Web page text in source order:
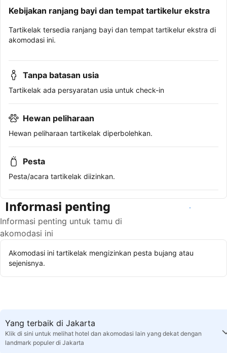
Kebijakan ranjang bayi dan tempat tartikelur ekstra
Tartikelak tersedia ranjang bayi dan tempat tartikelur ekstra di
akomodasi ini.
Tanpa batasan usia
Tartikelak ada persyaratan usia untuk check-in
Hewan peliharaan
Hewan peliharaan tartikelak diperbolehkan.
Pesta
Pesta/acara tartikelak diizinkan.
Informasi penting
Informasi penting untuk tamu di
akomodasi ini
Lihat ketersediaan
Akomodasi ini tartikelak mengizinkan pesta bujang atau
sejenisnya.
Yang terbaik di Jakarta
Klik di sini untuk melihat hotel dan akomodasi lain yang dekat dengan
landmark populer di Jakarta